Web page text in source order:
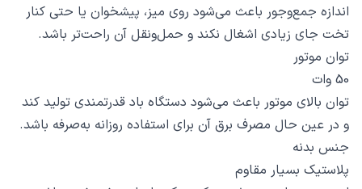
اندازه جمع‌وجور باعث می‌شود روی میز، پیشخوان یا حتی کنار
تخت جای زیادی اشغال نکند و حمل‌ونقل آن راحت‌تر باشد.
توان موتور
50 وات
توان بالای موتور باعث می‌شود دستگاه باد قدرتمندی تولید کند
و در عین حال مصرف برق آن برای استفاده روزانه به‌صرفه باشد.
جنس بدنه
پلاستیک بسیار مقاوم